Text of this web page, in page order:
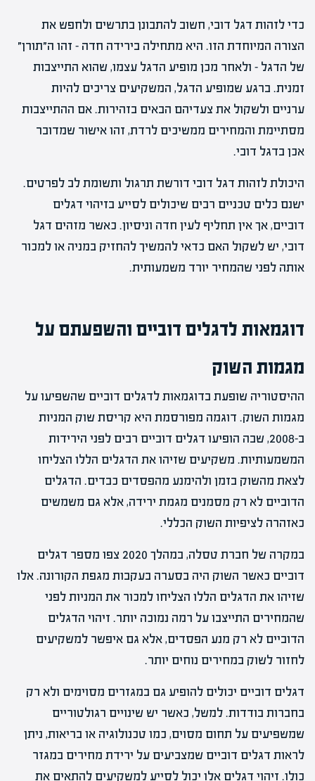
כדי לזהות דגל דובי, חשוב להתבונן בתרשים ולחפש את
הצורה המיוחדת הזו. היא מתחילה בירידה חדה – זהו ה״תורן״
של הדגל – ולאחר מכן מופיע הדגל עצמו, שהוא התייצבות
זמנית. ברגע שמופיע הדגל, המשקיעים צריכים להיות
ערניים ולשקול את צעדיהם הבאים בזהירות. אם ההתייצבות
מסתיימת והמחירים ממשיכים לרדת, זהו אישור שמדובר
אכן בדגל דובי.
היכולת לזהות דגל דובי דורשת תרגול ותשומת לב לפרטים.
ישנם כלים טכניים רבים שיכולים לסייע בזיהוי דגלים
דוביים, אך אין תחליף לעין חדה וניסיון. כאשר מזהים דגל
דובי, יש לשקול האם כדאי להמשיך להחזיק במניה או למכור
אותה לפני שהמחיר יורד משמעותית.
דוגמאות לדגלים דוביים והשפעתם על
מגמות השוק
ההיסטוריה שופעת בדוגמאות לדגלים דוביים שהשפיעו על
מגמות השוק. דוגמה מפורסמת היא קריסת שוק המניות
ב-2008, שבה הופיעו דגלים דוביים רבים לפני הירידות
המשמעותיות. משקיעים שזיהו את הדגלים הללו הצליחו
לצאת מהשוק בזמן ולהימנע מהפסדים כבדים. הדגלים
הדוביים לא רק מסמנים מגמת ירידה, אלא גם משמשים
כאזהרה לציפיות השוק הכללי.
במקרה של חברת טסלה, במהלך 2020 צפו מספר דגלים
דוביים כאשר השוק היה בסערה בעקבות מגפת הקורונה. אלו
שזיהו את הדגלים הללו הצליחו למכור את המניות לפני
שהמחירים התייצבו על רמה נמוכה יותר. זיהוי הדגלים
הדוביים לא רק מנע הפסדים, אלא גם איפשר למשקיעים
לחזור לשוק במחירים נוחים יותר.
דגלים דוביים יכולים להופיע גם במגזרים מסוימים ולא רק
בחברות בודדות. למשל, כאשר יש שינויים רגולטוריים
שמשפיעים על תחום מסוים, כמו טכנולוגיה או בריאות, ניתן
לראות דגלים דוביים שמצביעים על ירידת מחירים במגזר
כולו. זיהוי דגלים אלו יכול לסייע למשקיעים להתאים את